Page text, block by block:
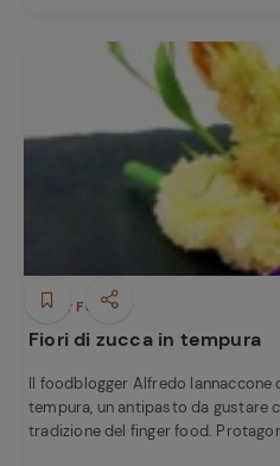
Finger Food
Fiori di zucca in tempura
Il foodblogger Alfredo Iannaccone
tempura, un antipasto da gustare
tradizione del finger food.